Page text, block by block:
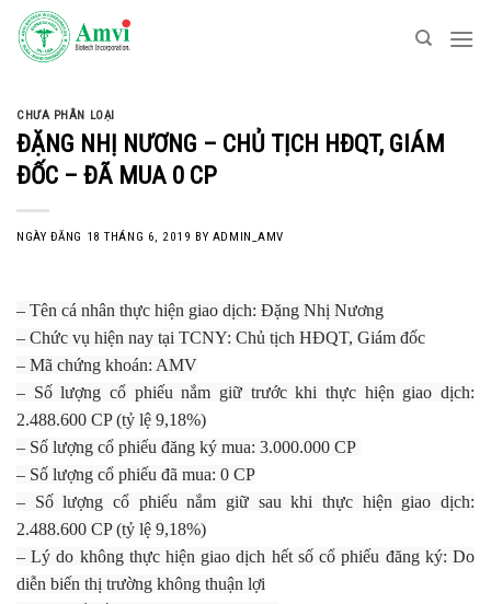
Skip
content
CHƯA PHÂN LOẠI
ĐẶNG NHỊ NƯƠNG – CHỦ TỊCH HĐQT, GIÁM
ĐỐC – ĐÃ MUA 0 CP
NGÀY ĐĂNG 18 THÁNG 6, 2019 BY ADMIN_AMV
– Tên cá nhân thực hiện giao dịch: Đặng Nhị Nương
– Chức vụ hiện nay tại TCNY: Chủ tịch HĐQT, Giám đốc
– Mã chứng khoán: AMV
– Số lượng cổ phiếu nắm giữ trước khi thực hiện giao dịch:
2.488.600 CP (tỷ lệ 9,18%)
– Số lượng cổ phiếu đăng ký mua: 3.000.000 CP
– Số lượng cổ phiếu đã mua: 0 CP
– Số lượng cổ phiếu nắm giữ sau khi thực hiện giao dịch:
2.488.600 CP (tỷ lệ 9,18%)
– Lý do không thực hiện giao dịch hết số cổ phiếu đăng ký: Do
diễn biến thị trường không thuận lợi